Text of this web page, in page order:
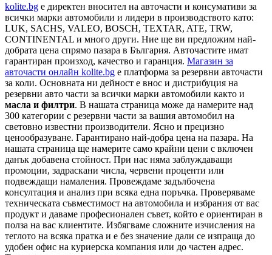
kolite.bg e директен вносител на авточасти и консумативи за
всички марки автомобили и лидери в производството като:
LUK, SACHS, VALEO, BOSCH, TEXTAR, ATE, TRW,
CONTINENTAL и много други. Ние ще ви предложим най-
добрата цена спрямо пазара в България. Авточастите имат
гарантиран произход, качество и гаранция. Магазин за
авточасти онлайн kolite.bg е платформа за резервни авточасти
за коли. Основната ни дейност е внос и дистрибуция на
резервни авто части за всички марки автомобили както и
масла и филтри. В нашата страница може да намерите над
300 категории с резервни части за вашия автомобил на
световно известни производители. Ясно и прецизно
ценообразуване. Гарантирано най-добра цена на пазара. На
нашата страница ще намерите само крайни цени с включен
данък добавена стойност. При нас няма заблуждаващи
промоции, задраскани числа, червени проценти или
подвеждащи намаления. Провеждаме задълбочена
консултация и анализ при всяка една поръчка. Проверяваме
техническата съвместимост на автомобила и избрания от вас
продукт и даваме професионален съвет, който е ориентиран в
полза на вас клиентите. Избягваме сложните изчисления на
теглото на всяка пратка и е без значение дали се изпраща до
удобен офис на куриерска компания или до частен адрес.